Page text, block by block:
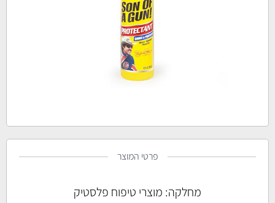
פרטי המוצר
מחלקה: מוצרי טיפוח פלסטיק